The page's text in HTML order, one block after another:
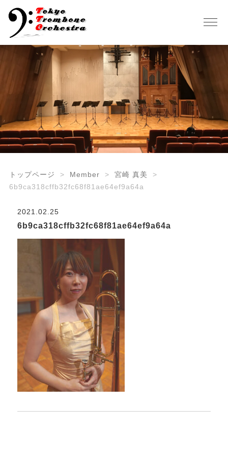
トップページ Member
宮崎 真美
6b9ca318cffb32fc68f81ae64ef9a64a
2021.02.25
6b9ca318cffb32fc68f81ae64ef9a64a